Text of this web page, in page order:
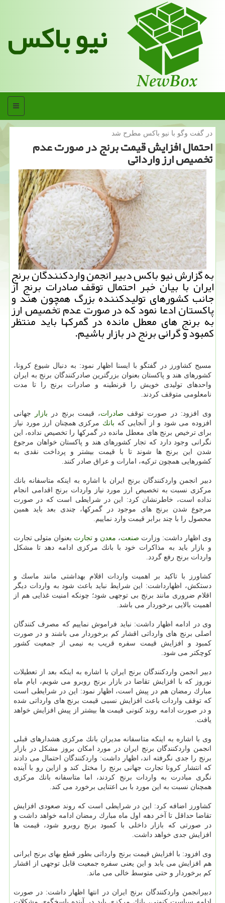
نیو باکس
منو
در گفت وگو با نیو باكس مطرح شد
احتمال افزایش قیمت برنج در صورت عدم
تخصیص ارز وارداتی
به گزارش نیو باكس دبیر انجمن واردكنندگان برنج
ایران با بیان خبر احتمال توقف صادرات برنج از
جانب كشورهای تولیدكننده بزرگ همچون هند و
پاكستان ادعا نمود كه در صورت عدم تخصیص ارز
به برنج های معطل مانده در گمركها باید منتظر
كمبود و گرانی برنج در بازار باشیم.
مسیح كشاورز در گفتگو با ایسنا اظهار نمود: به دنبال شیوع كرونا،
كشورهای هند و پاكستان بعنوان بزرگترین صادركنندگان برنج به ایران
واحدهای تولیدی خویش را قرنطینه و صادرات برنج را تا مدت
نامعلومی متوقف كردند.
وی افزود: در صورت توقف صادرات، قیمت برنج در بازار
جهانی
افزوده می شود و از آنجایی كه بانك مركزی همچنان ارز مورد نیاز
برای ترخیص برنج های معطل مانده در گمركها را تخصیص نداده، این
نگرانی وجود دارد كه تجار كشورهای هند و پاكستان خواهان مرجوع
شدن این برنج ها شوند تا با قیمت بیشتر و پرداخت نقدی به
كشورهایی همچون تركیه، امارات و عراق صادر كنند.
دبیر انجمن واردكنندگان برنج ایران با اشاره به اینكه متاسفانه بانك
مركزی نسبت به تخصیص ارز مورد نیاز واردات برنج اقدامی انجام
نداده است، خاطرنشان كرد: این در شرایطی است كه در صورت
مرجوع شدن برنج های موجود در گمركها، چندی بعد باید همین
محصول را با چند برابر قیمت وارد نماییم.
وی اظهار داشت: وزارت صنعت، معدن و تجارت بعنوان متولی تجارت
و بازار باید به مذاكرات خود با بانك مركزی ادامه دهد تا مشكل
واردات برنج رفع گردد.
كشاورز با تاكید بر اهمیت واردات اقلام بهداشتی مانند ماسك و
دستكش، اظهارداشت: این شرایط نباید باعث شود به واردات دیگر
اقلام ضروری مانند برنج بی توجهی شود؛ چونكه امنیت غذایی هم از
اهمیت بالایی برخوردار می باشد.
وی در ادامه اظهار داشت: نباید فراموش نماییم كه مصرف كنندگان
اصلی برنج های وارداتی اقشار كم برخوردار می باشند و در صورت
كمبود و افزایش قیمت سفره قریب به نیمی از جمعیت كشور
كوچكتر می شود.
دبیر انجمن واردكنندگان برنج ایران با اشاره به اینكه بعد از تعطیلات
نوروز كه با افزایش تقاضا در بازار برنج روبرو می شویم، ایام ماه
مبارك رمضان هم در پیش است، اظهار نمود: این در شرایطی است
كه توقف واردات باعث افزایش نسبی قیمت برنج های وارداتی شده
و در صورت ادامه روند كنونی قیمت ها بیشتر از پیش افزایش خواهد
یافت.
وی با اشاره به اینكه متاسفانه مدیران بانك مركزی هشدارهای قبلی
انجمن واردكنندگان برنج ایران در مورد امكان بروز مشكل در بازار
برنج را جدی نگرفته اند، اظهار داشت: واردكنندگان احتمال می دادند
كه انتشار كرونا تجارت جهانی برنج را مختل كند و ازاین رو با آینده
نگری مبادرت به واردات برنج كردند، اما متاسفانه بانك مركزی
همچنان نسبت به این مورد با بی اعتنایی برخورد می كند.
كشاورز اضافه كرد: این در شرایطی است كه روند صعودی افزایش
تقاضا حداقل تا آخر دهه اول ماه مبارك رمضان ادامه خواهد داشت و
در صورتی كه بازار داخلی با كمبود برنج روبرو شود، قیمت ها
افزایش جدی خواهد داشت.
وی افزود: با افزایش قیمت برنج وارداتی بطور قطع بهای برنج ایرانی
هم افزایش می یابد و این یعنی سفره جمعیت قابل توجهی از اقشار
كم برخوردار و حتی متوسط خالی می ماند.
دبیرانجمن واردكنندگان برنج ایران در انتها اظهار داشت: در صورت